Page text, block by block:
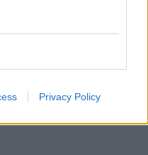
Privacy Policy